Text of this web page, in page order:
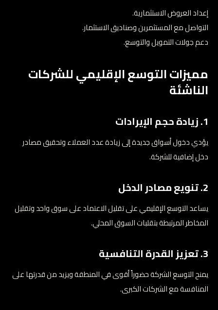
إعداد العروض الاستثمارية.
التواصل مع المستثمرين وصناديق الاستثمار.
دعم جولات التمويل والتوسع.
مميزات التوسع الإقليمي للشركات
الناشئة
1. زيادة حجم الإيرادات
يؤدي دخول أسواق جديدة إلى زيادة عدد العملاء وتحقيق مصادر
دخل إضافية للشركة.
2. تنويع مصادر الدخل
يساعد التوسع الإقليمي على تقليل الاعتماد على سوق واحد وتقليل
المخاطر المرتبطة بتقلبات السوق المحلي.
3. تعزيز القدرة التنافسية
يمنح التوسع الشركة حضوراً أقوى في المنطقة ويزيد من قدرتها على
المنافسة مع الشركات الكبرى.